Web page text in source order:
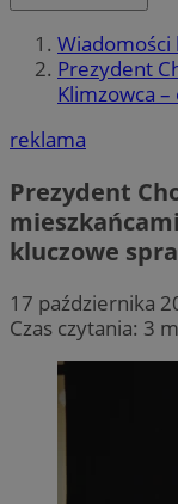
Wiadomości
Prezydent
Klimzowca
reklama
Prezydent
kluczowe
17 października
Czas czytania: 3